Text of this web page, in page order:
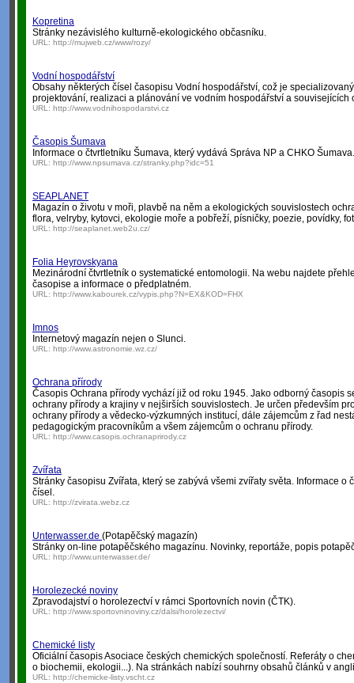
Kopretina
Stránky nezávislého kulturně-ekologického občasníku.
URL: http://mujweb.cz/www/rozy/
Vodní hospodářství
Obsahy některých čísel časopisu Vodní hospodářství, což je
projektování, realizaci a plánování ve vodním hospodářství a souvisejících
URL: http://www.vodnihospodarstvi.cz
Časopis Šumava
Informace o čtvrtletníku Šumava, který vydává Správa NP a CHKO Šumava.
URL: http://www.npsumava.cz/stranky.php?idc=51
SEAPLANET
Magazín o životu v moři, plavbě na něm a ekologických souvislostech
flora, velryby, kytovci, ekologie moře a pobřeží, písničky, poezie, povídky,
URL: http://seaplanet.web2u.cz/
Folia Heyrovskyana
Mezinárodní čtvrtletník o systematické entomologii. Na webu najdete
časopise a informace o předplatném.
URL: http://www.kabourek.cz/vypis.php?N=EX&KOD=FHX
Imnos
Internetový magazín nejen o Slunci.
URL: http://www.astronomie.wz.cz/
Ochrana přírody
Časopis Ochrana přírody vychází již od roku 1945. Jako odborný časopis
ochrany přírody a krajiny v nejširších souvislostech. Je určen především
ochrany přírody a vědecko-výzkumných institucí, dále zájemcům z řad
pedagogickým pracovníkům a všem zájemcům o ochranu přírody.
URL: http://www.casopis.ochranaprirody.cz
Zvířata
Stránky časopisu Zvířata, který se zabývá všemi zvířaty světa. Informace o
čísel.
URL: http://zvirata.webz.cz
Unterwasser.de (Potapěčský magazín)
Stránky on-line potapěčského magazínu. Novinky, reportáže, popis
URL: http://www.unterwasser.de/
Horolezecké noviny
Zpravodajství o horolezectví v rámci Sportovních novin (ČTK).
URL: http://www.sportovninoviny.cz/dalsi/horolezectvi/
Chemické listy
Oficiální časopis Asociace českých chemických společností. Referáty o
o biochemii, ekologii...). Na stránkách nabízí souhrny obsahů článků v
URL: http://chemicke-listy.vscht.cz